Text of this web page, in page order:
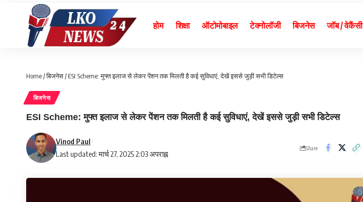
होम शिक्षा ऑटोमोबाइल टेक्नोलॉजी बिजनेस जॉब / वेकैंसी
Home/बिजनेस/ESI Scheme: मुफ्त इलाज से लेकर पेंशन तक मिलती है कई सुविधाएं, देखें इससे जुड़ी सभी डिटेल्स
बिजनेस
ESI Scheme: मुफ्त इलाज से लेकर पेंशन तक मिलती है कई सुविधाएं, देखें इससे जुड़ी सभी डिटेल्स
Last updated: मार्च 27, 2025 2:03 अपराह्न
Vinod Paul
Share